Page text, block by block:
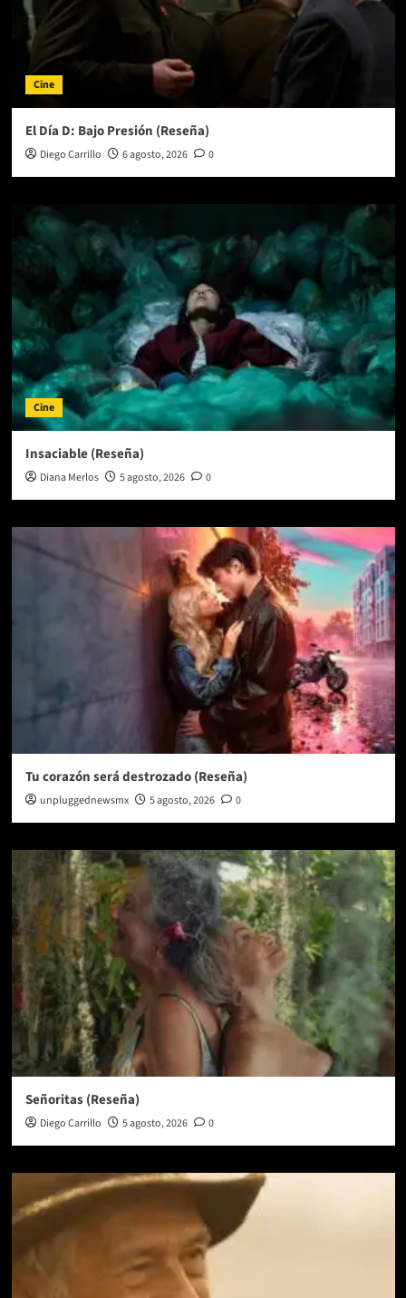
Cine
El Día D: Bajo Presión (Reseña)
Diego Carrillo 6 agosto, 2026 0
Cine
Insaciable (Reseña)
Diana Merlos 5 agosto, 2026 0
Tu corazón será destrozado (Reseña)
unpluggednewsmx 5 agosto, 2026 0
Señoritas (Reseña)
Diego Carrillo 5 agosto, 2026 0